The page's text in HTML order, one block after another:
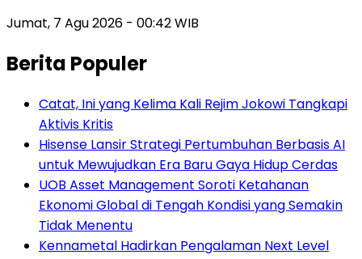
Jumat, 7 Agu 2026 - 00:42 WIB
Berita Populer
Catat, Ini yang Kelima Kali Rejim Jokowi Tangkapi
Aktivis Kritis
Hisense Lansir Strategi Pertumbuhan Berbasis AI
untuk Mewujudkan Era Baru Gaya Hidup Cerdas
UOB Asset Management Soroti Ketahanan
Ekonomi Global di Tengah Kondisi yang Semakin
Tidak Menentu
Kennametal Hadirkan Pengalaman Next Level